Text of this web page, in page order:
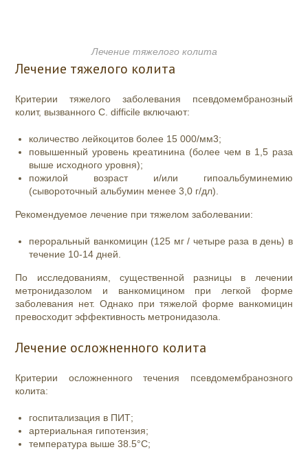
Лечение тяжелого колита
Лечение тяжелого колита
Критерии тяжелого заболевания псевдомембранозный
колит, вызванного C. difficile включают:
количество лейкоцитов более 15 000/мм3;
повышенный уровень креатинина (более чем в 1,5 раза
выше исходного уровня);
пожилой возраст и/или гипоальбуминемию
(сывороточный альбумин менее 3,0 г/дл).
Рекомендуемое лечение при тяжелом заболевании:
пероральный ванкомицин (125 мг / четыре раза в день) в
течение 10-14 дней.
По исследованиям, существенной разницы в лечении
метронидазолом и ванкомицином при легкой форме
заболевания нет. Однако при тяжелой форме ванкомицин
превосходит эффективность метронидазола.
Лечение осложненного колита
Критерии осложненного течения псевдомембранозного
колита:
госпитализация в ПИТ;
артериальная гипотензия;
температура выше 38.5°С;